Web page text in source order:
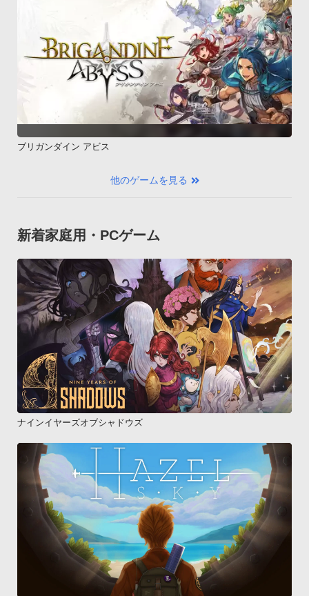
ブリガンダイン アビス
他のゲームを見る
新着家庭用・PCゲーム
ナインイヤーズオブシャドウズ